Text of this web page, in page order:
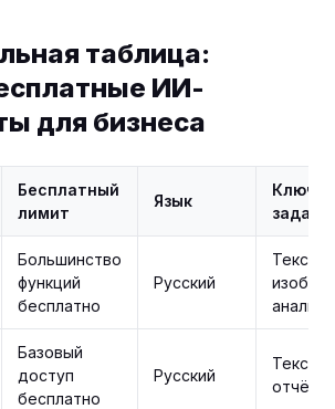
таблица:
ИИ-
для бизнеса
Бесплатный
лимит
Язык
задачи
Большинство
функций
бесплатно
Русский
Текст,
Базовый
доступ
бесплатно
Русский
Тексты,